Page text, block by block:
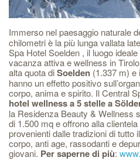
Immerso nel paesaggio naturale
chilometri è la più lunga vallata
Spa Hotel Soelden , il luogo
vacanza attiva e wellness in
alta quota diSoelden (1.337 m) e
hanno un effetto positivo
corpo, anima e spirito. Il Central
hotel wellness a 5 stelle a
la Residenza Beauty & Wellness
di 1.500 mq e offrono alla
provenienti dalle tradizioni di tutto
corpo, anti age, rassodanti e
giovani. Per saperne di più: